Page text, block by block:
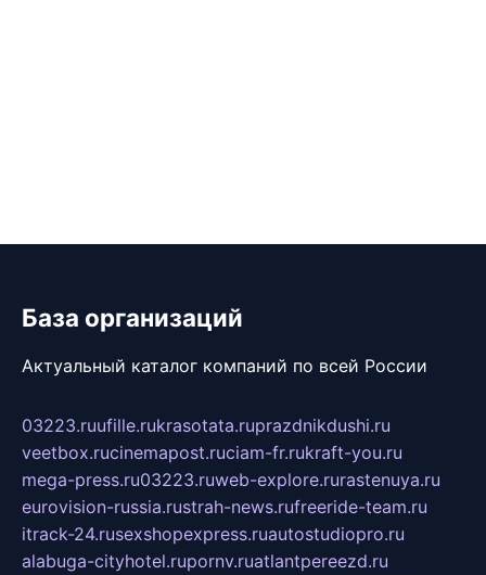
База организаций
Актуальный каталог компаний по всей России
03223.ruufille.rukrasotata.ruprazdnikdushi.ru
veetbox.rucinemapost.ruciam-fr.rukraft-you.ru
mega-press.ru03223.ruweb-explore.rurastenuya.ru
eurovision-russia.rustrah-news.rufreeride-team.ru
itrack-24.rusexshopexpress.ruautostudiopro.ru
alabuga-cityhotel.rupornv.ruatlantpereezd.ru